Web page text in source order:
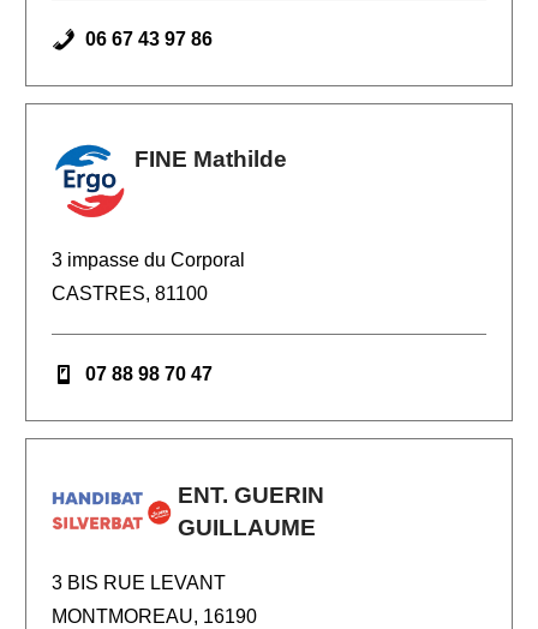
06 67 43 97 86
FINE Mathilde
3 impasse du Corporal
CASTRES, 81100
07 88 98 70 47
ENT. GUERIN
GUILLAUME
3 BIS RUE LEVANT
MONTMOREAU, 16190